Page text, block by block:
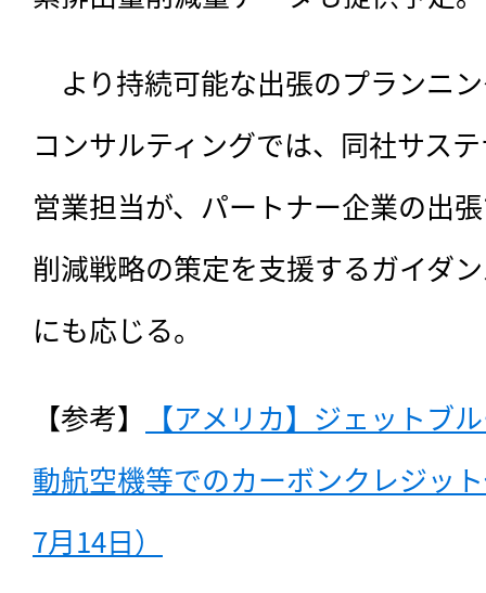
より持続可能な出張のプランニ
コンサルティングでは、同社サス
営業担当が、パートナー企業の出
削減戦略の策定を支援するガイダ
にも応じる。
【参考】
【アメリカ】ジェットブ
動航空機等でのカーボンクレジッ
7月14日）